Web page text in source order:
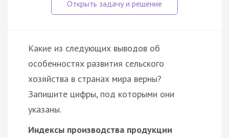
Какие из следующих выводов об
особенностях развития сельского
хозяйства в странах мира верны?
Запишите цифры, под которыми они
указаны.
Индексы производства продукции